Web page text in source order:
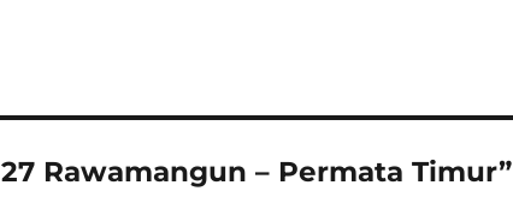
Rawamangun – Permata Timur”